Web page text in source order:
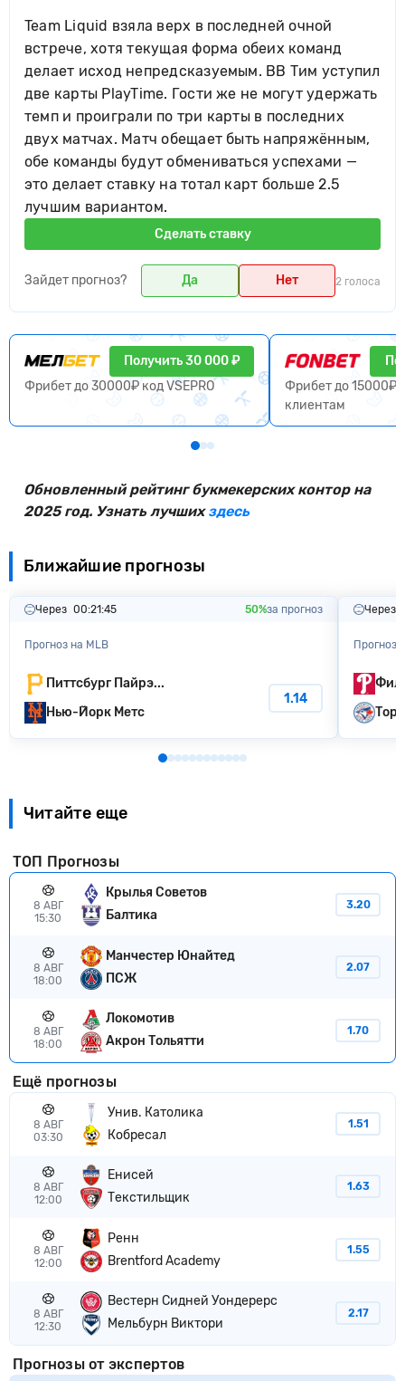
Team Liquid взяла верх в последней очной
встрече, хотя текущая форма обеих команд
делает исход непредсказуемым. BB Тим уступил
две карты PlayTime. Гости же не могут удержать
темп и проиграли по три карты в последних
двух матчах. Матч обещает быть напряжённым,
обе команды будут обмениваться успехами —
это делает ставку на тотал карт больше 2.5
лучшим вариантом.
Сделать ставку
Зайдет прогноз? Да Нет 2 голоса
Получить 30 000 ₽
Фрибет до 30000₽ код VSEPRO
Фрибет до 15000₽
клиентам
Обновленный рейтинг букмекерских контор на
2025 год. Узнать лучшихздесь
Ближайшие прогнозы
Через 00:21:44 50%за прогноз
Прогноз на MLB
Питтсбург Пайрэ...
Нью-Йорк Метс
1.14
Через
Прогноз
Читайте еще
ТОП Прогнозы
8 АВГ
15:30
Крылья Советов
Балтика
3.20
8 АВГ
18:00
Манчестер Юнайтед
ПСЖ
2.07
8 АВГ
18:00
Локомотив
Акрон Тольятти
1.70
Ещё прогнозы
8 АВГ
03:30
Унив. Католика
Кобресал
1.51
8 АВГ
12:00
Енисей
Текстильщик
1.63
8 АВГ
12:00
Ренн
Brentford Academy
1.55
8 АВГ
12:30
Вестерн Сидней Уондерерс
Мельбурн Виктори
2.17
Прогнозы от экспертов